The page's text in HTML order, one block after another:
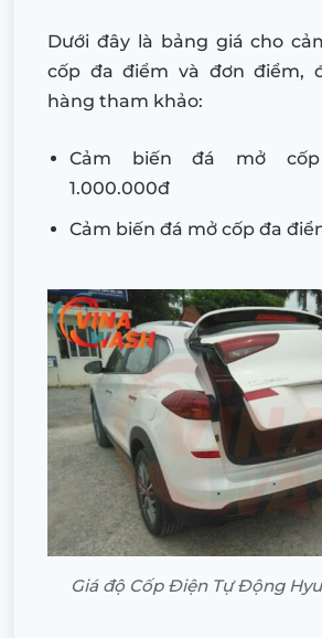
Dưới đây là bảng giá cho
cốp đa điểm và đơn điểm,
hàng tham khảo:
Cảm biến đá mở
1.000.000đ
Cảm biến đá mở cốp đa
Giá độ Cốp Điện Tự Động